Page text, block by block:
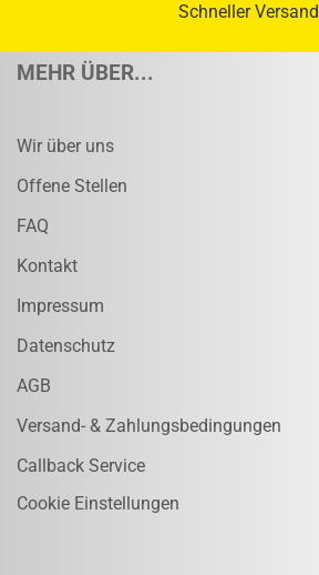
Schneller Versand
MEHR ÜBER...
Wir über uns
Offene Stellen
FAQ
Kontakt
Impressum
Datenschutz
AGB
Versand- & Zahlungsbedingungen
Callback Service
Cookie Einstellungen